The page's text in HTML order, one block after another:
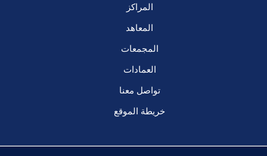
المراكز
المعاهد
المجمعات
العمادات
تواصل معنا
خريطة الموقع